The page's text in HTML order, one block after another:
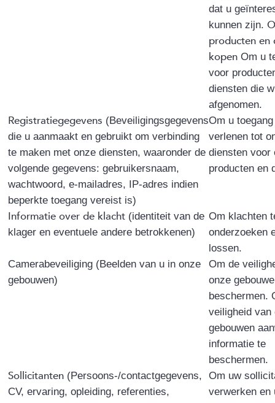
dat u
kunnen zijn.
producten en
kopen Om u
voor
diensten die
afgenomen.
Registratiegegevens (Beveiligingsgegevens
die u aanmaakt en gebruikt om verbinding
te maken met onze diensten, waaronder de
volgende gegevens: gebruikersnaam,
wachtwoord, e-mailadres, IP-adres indien
beperkte toegang vereist is)
Om u
verlenen tot
diensten voor
producten en
Informatie over de klacht (identiteit van de
klager en eventuele andere betrokkenen)
Om klachten
onderzoeken
lossen.
Camerabeveiliging (Beelden van u in onze
gebouwen)
Om de
onze
beschermen.
veiligheid van
gebouwen
informatie te
beschermen.
Sollicitanten (Persoons-/contactgegevens,
CV, ervaring, opleiding, referenties,
Om uw
verwerken en